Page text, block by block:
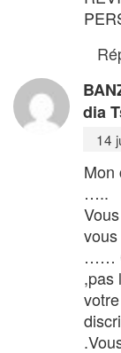
dia
14
Mon
…..
……
,pas